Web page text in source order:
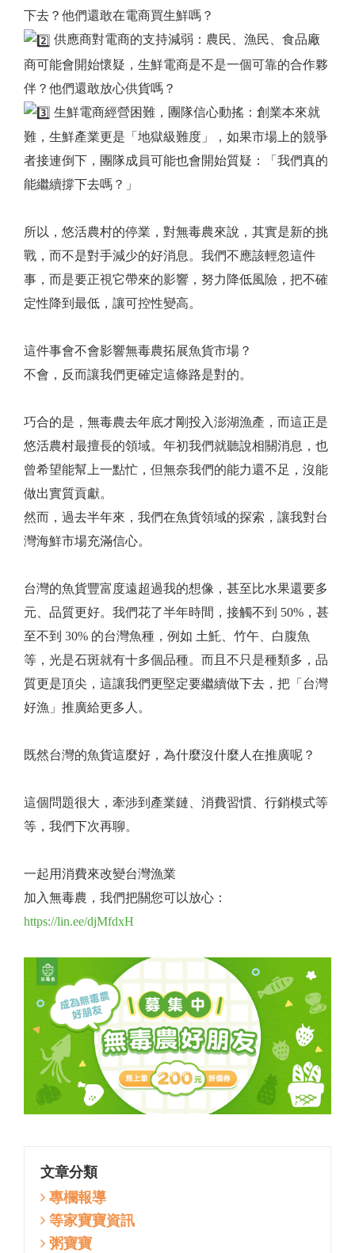
下去？他們還敢在電商買生鮮嗎？
供應商對電商的支持減弱：農民、漁民、食品廠
商可能會開始懷疑，生鮮電商是不是一個可靠的合作夥
伴？他們還敢放心供貨嗎？
生鮮電商經營困難，團隊信心動搖：創業本來就
難，生鮮產業更是「地獄級難度」，如果市場上的競爭
者接連倒下，團隊成員可能也會開始質疑：「我們真的
能繼續撐下去嗎？」
所以，悠活農村的停業，對無毒農來說，其實是新的挑
戰，而不是對手減少的好消息。我們不應該輕忽這件
事，而是要正視它帶來的影響，努力降低風險，把不確
定性降到最低，讓可控性變高。
這件事會不會影響無毒農拓展魚貨市場？
不會，反而讓我們更確定這條路是對的。
巧合的是，無毒農去年底才剛投入澎湖漁產，而這正是
悠活農村最擅長的領域。年初我們就聽說相關消息，也
曾希望能幫上一點忙，但無奈我們的能力還不足，沒能
做出實質貢獻。
然而，過去半年來，我們在魚貨領域的探索，讓我對台
灣海鮮市場充滿信心。
台灣的魚貨豐富度遠超過我的想像，甚至比水果還要多
元、品質更好。我們花了半年時間，接觸不到 50%，甚
至不到 30% 的台灣魚種，例如 土魠、竹午、白腹魚
等，光是石斑就有十多個品種。而且不只是種類多，品
質更是頂尖，這讓我們更堅定要繼續做下去，把「台灣
好漁」推廣給更多人。
既然台灣的魚貨這麼好，為什麼沒什麼人在推廣呢？
這個問題很大，牽涉到產業鏈、消費習慣、行銷模式等
等，我們下次再聊。
一起用消費來改變台灣漁業
加入無毒農，我們把關您可以放心：
https://lin.ee/djMfdxH
文章分類
專欄報導
等家寶寶資訊
粥寶寶